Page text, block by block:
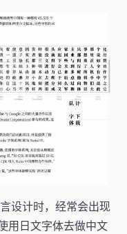
设计时，经常会出现
用日文字体去做中文